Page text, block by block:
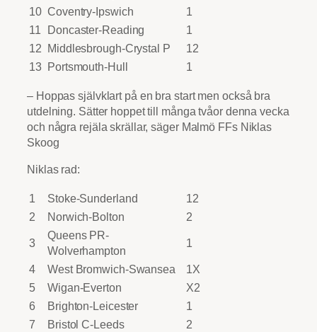
10 Coventry-Ipswich
1
11
Doncaster-Reading
1
12 Middlesbrough-Crystal P
12
13 Portsmouth-Hull 1
– Hoppas självklart på en bra start men också bra
utdelning. Sätter hoppet till många tvåor denna vecka
och några rejäla skrällar, säger Malmö FFs Niklas
Skoog
Niklas rad:
1 Stoke-Sunderland
12
2
Norwich-Bolton 2
3
Queens PR-
Wolverhampton
1
4 West Bromwich-Swansea
1X
5
Wigan-Everton
X2
6
Brighton-Leicester
1
7
Bristol C-Leeds
2